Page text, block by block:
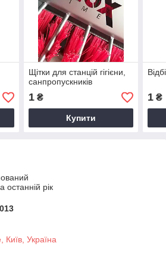
Щітки для станцій гігієни,
санпропускників
1₴
Купити
1 ₴
останній рік
Київ, Україна